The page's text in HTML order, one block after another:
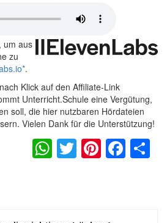
um aus
zu
*.
Klick auf den Affiliate-Link
Unterricht.Schule eine Vergütung,
soll, die hier nutzbaren Hördateien
Vielen Dank für die Unterstützung!
WhatsApp
Twitter